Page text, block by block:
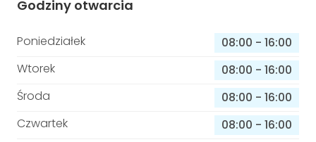
Godziny otwarcia
Poniedziałek 08:00 - 16:00
Wtorek
08:00 - 16:00
Środa
08:00 - 16:00
Czwartek
08:00 - 16:00